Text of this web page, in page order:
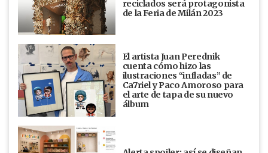
reciclados será protagonista
de la Feria de Milán 2023
El artista Juan Perednik
cuenta cómo hizo las
ilustraciones “infladas” de
Ca7riel y Paco Amoroso para
el arte de tapa de su nuevo
álbum